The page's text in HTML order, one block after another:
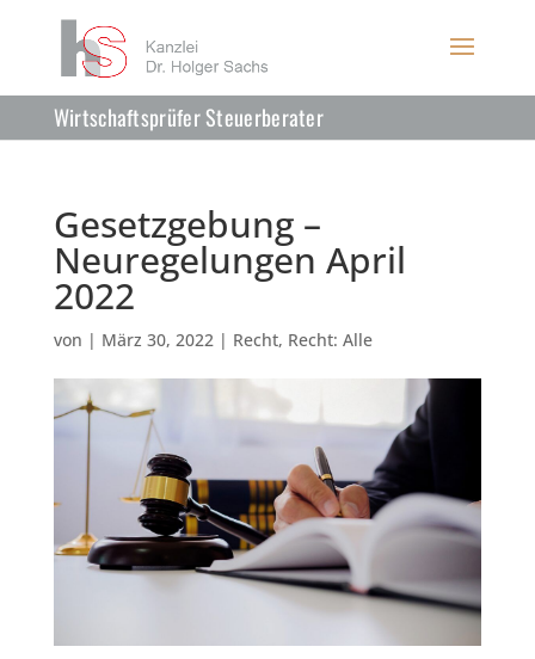
Wirtschaftsprüfer Steuerberater
Gesetzgebung –
Neuregelungen April
2022
von | März 30, 2022| Recht, Recht: Alle